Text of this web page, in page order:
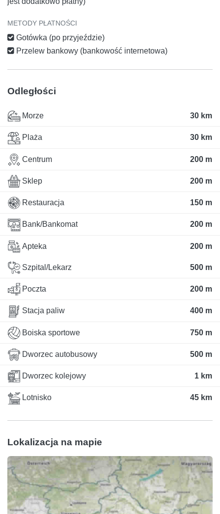
METODY PŁATNOŚCI
Gotówka (po przyjeździe)
Przelew bankowy (bankowość internetowa)
Odległości
Morze 30 km
Plaża 30 km
Centrum 200 m
Sklep 200 m
Restauracja 150 m
Bank/Bankomat 200 m
Apteka 200 m
Szpital/Lekarz 500 m
Poczta 200 m
Stacja paliw 400 m
Boiska sportowe 750 m
Dworzec autobusowy 500 m
Dworzec kolejowy 1 km
Lotnisko 45 km
Lokalizacja na mapie